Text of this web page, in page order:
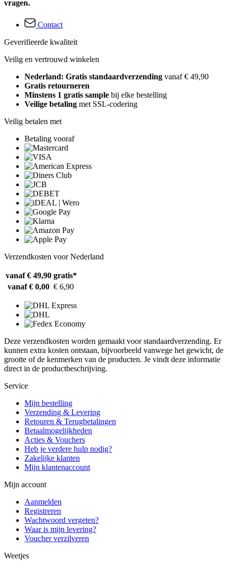
vragen.
Contact
Geverifieerde kwaliteit
Veilig en vertrouwd winkelen
Nederland: Gratis standaardverzending vanaf € 49,90
Gratis retourneren
Minstens 1 gratis sample bij elke bestelling
Veilige betaling met SSL-codering
Veilig betalen met
Betaling vooraf
Verzendkosten voor Nederland
vanaf € 49,90 gratis*
vanaf € 0,00 € 6,90
Deze verzendkosten worden gemaakt voor standaardverzending. Er
kunnen extra kosten ontstaan, bijvoorbeeld vanwege het gewicht, de
grootte of de kenmerken van de producten. Je vindt deze informatie
direct in de productbeschrijving.
Service
Mijn bestelling
Verzending & Levering
Retouren & Terugbetalingen
Betaalmogelijkheden
Acties & Vouchers
Heb je verdere hulp nodig?
Zakelijke klanten
Mijn klantenaccount
Mijn account
Aanmelden
Registreren
Wachtwoord vergeten?
Waar is mijn levering?
Voucher verzilveren
Weetjes